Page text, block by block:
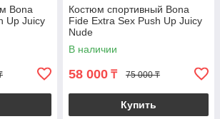
Bona
Up Juicy
Костюм спортивный Bona
Fide Extra Sex Push Up Juicy
Nude
В наличии
58 000 ₸ 75 000 ₸
Купить